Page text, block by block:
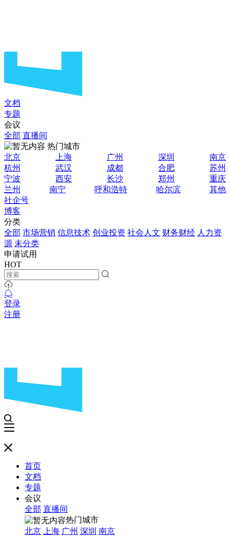
文档
专题
会议
全部 直播间
热门城市
北京
上海 广州 深圳
南京
杭州
武汉 成都 合肥
苏州
宁波
西安 长沙 郑州
重庆
兰州
南宁 呼和浩特 哈尔滨
其他
社企号
博客
分类
全部 市场营销 信息技术 创业投资 社会人文 财务财经 人力资
源 未分类
申请试用
HOT
登录
注册
首页
文档
专题
会议
全部 直播间
热门城市
北京
上海 广州 深圳 南京